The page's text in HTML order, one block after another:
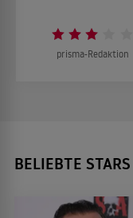
prisma-Redaktion
BELIEBTE STARS